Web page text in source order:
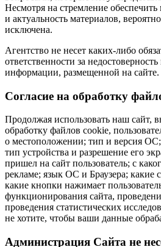
Несмотря на стремление
и актуальность материалов,
исключена.
Агентство не несет каких-либо
ответственности за
информации, размещенной на сайте.
Cогласие на обработку
Продолжая использовать наш сайт,
обработку файлов cookie,
о местоположении; тип и версия ОС;
тип устройства и разрешение его
пришел на сайт пользователь; с
рекламе; язык ОС и Браузера; какие
какие кнопки нажимает
функционирования сайта,
проведения статистических
не хотите, чтобы ваши данные
Администрация Сайта не